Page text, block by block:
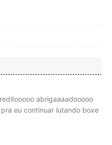
abrigaaaadooooo
eu continuar lutando boxe